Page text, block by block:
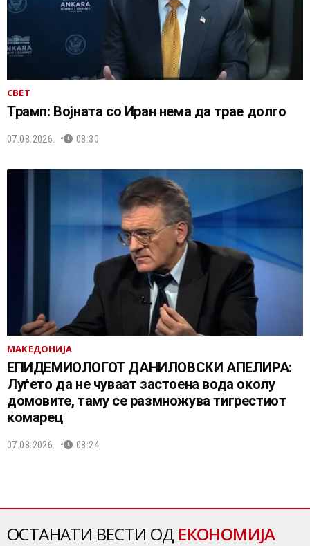
СВЕТ
Трамп: Војната со Иран нема да трае долго
07.08.2026. 08:30
МАКЕДОНИЈА
EПИДЕМИОЛОГОТ ДАНИЛОВСКИ АПЕЛИРА:
Луѓето да не чуваат застоена вода околу
домовите, таму се размножува тигрестиот
комарец
07.08.2026. 08:24
ОСТАНАТИ ВЕСТИ ОД ЕКОНОМИЈА